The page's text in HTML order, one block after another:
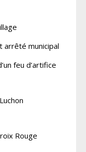
arrêté municipal
feu d’artifice
Rouge